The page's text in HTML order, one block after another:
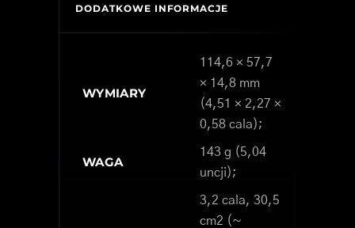
DODATKOWE INFORMACJE
WYMIARY
114,6 × 57,7
× 14,8 mm
(4,51 × 2,27 ×
0,58 cala);
WAGA
143 g (5,04
uncji);
3,2 cala, 30,5
cm2 (~